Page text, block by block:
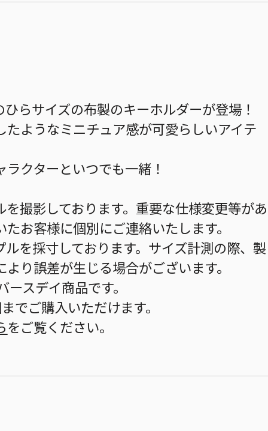
らサイズの布製のキーホルダーが登場！
ようなミニチュア感が可愛らしいアイテ
クターといつでも一緒！
撮影しております。重要な仕様変更等があ
お客様に個別にご連絡いたします。
を採寸しております。サイズ計測の際、製
り誤差が生じる場合がございます。
スデイ商品です。
でご購入いただけます。
をご覧ください。